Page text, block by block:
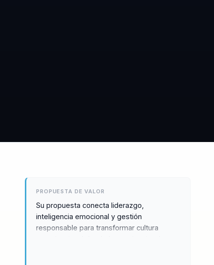
PROPUESTA DE VALOR
Su propuesta conecta liderazgo,
inteligencia emocional y gestión
responsable para transformar cultura